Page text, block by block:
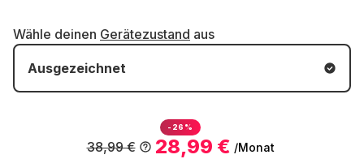
Wähle deinen Gerätezustand aus
Ausgezeichnet
-26%
28,99 € /Monat
38,99 €